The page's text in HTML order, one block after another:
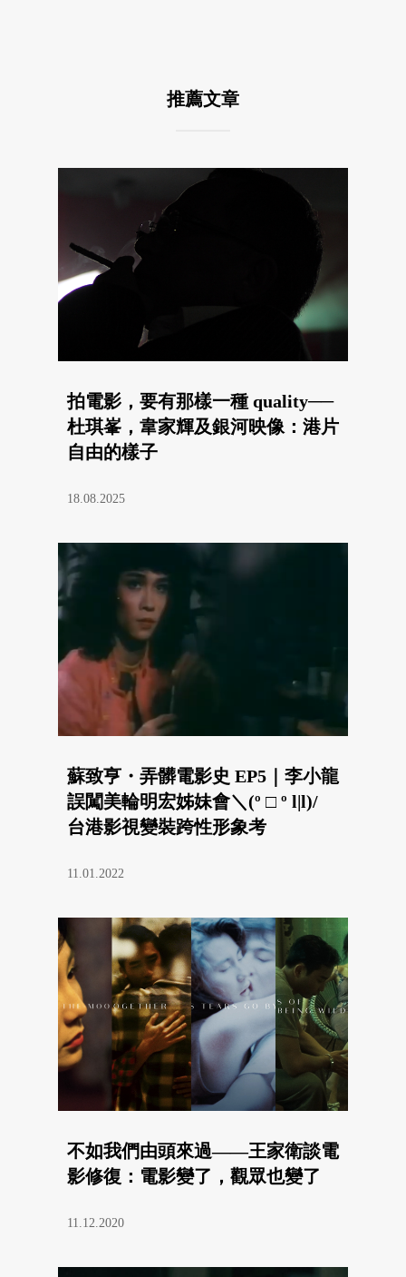
推薦文章
拍電影，要有那樣一種 quality──
杜琪峯，韋家輝及銀河映像：港片
自由的樣子
18.08.2025
蘇致亨・弄髒電影史 EP5｜李小龍
誤闖美輪明宏姊妹會＼(º □ º l|l)/
台港影視變裝跨性形象考
11.01.2022
不如我們由頭來過——王家衛談電
影修復：電影變了，觀眾也變了
11.12.2020